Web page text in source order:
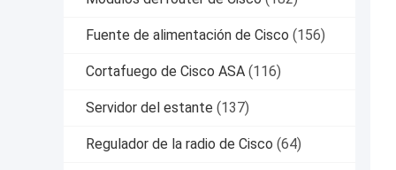
Fuente de alimentación de Cisco (156)
Cortafuego de Cisco ASA (116)
Servidor del estante (137)
Regulador de la radio de Cisco (64)